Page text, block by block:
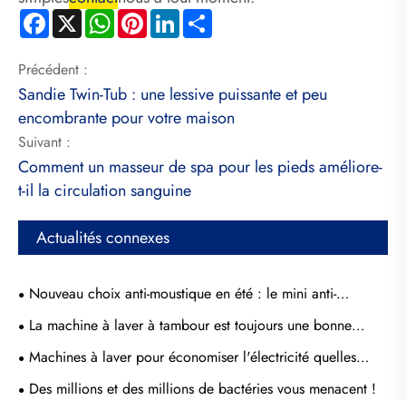
Facebook
X WhatsApp
PinterestLinkedIn
Précédent :
Sandie Twin-Tub : une lessive puissante et peu
encombrante pour votre maison
Suivant :
Comment un masseur de spa pour les pieds améliore-
t-il la circulation sanguine
Actualités connexes
Nouveau choix anti-moustique en été : le mini anti-
moustique
La machine à laver à tambour est toujours une bonne
machine à laver à roue ondulée
Machines à laver pour économiser l'électricité quelles
méthodes
Des millions et des millions de bactéries vous menacent !